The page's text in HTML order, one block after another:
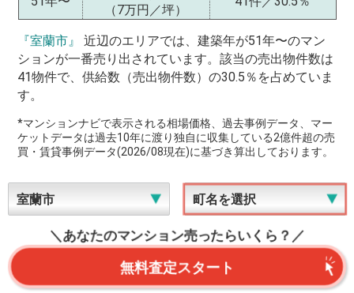
（7万円／坪）
『室蘭市』
近辺のエリアでは、建築年が51年〜のマン
ションが一番売り出されています。該当の売出物件数は
41物件で、供給数（売出物件数）の30.5％を占めていま
す。
*マンションナビで表示される相場価格、過去事例データ、マー
ケットデータは過去10年に渡り独自に収集している2億件超の売
買・賃貸事例データ(2026/08現在)に基づき算出しております。
＼あなたのマンション売ったらいくら？／
無料査定スタート